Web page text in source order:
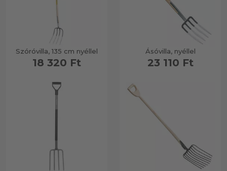
Szóróvilla, 135 cm nyéllel
18 320 Ft
Ásóvilla, nyéllel
23 110 Ft